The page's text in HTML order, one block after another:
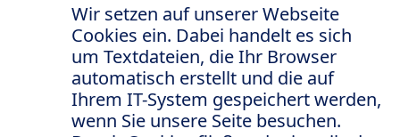
Wir setzen auf unserer Webseite
Cookies ein. Dabei handelt es sich
um Textdateien, die Ihr Browser
automatisch erstellt und die auf
Ihrem IT-System gespeichert werden,
wenn Sie unsere Seite besuchen.